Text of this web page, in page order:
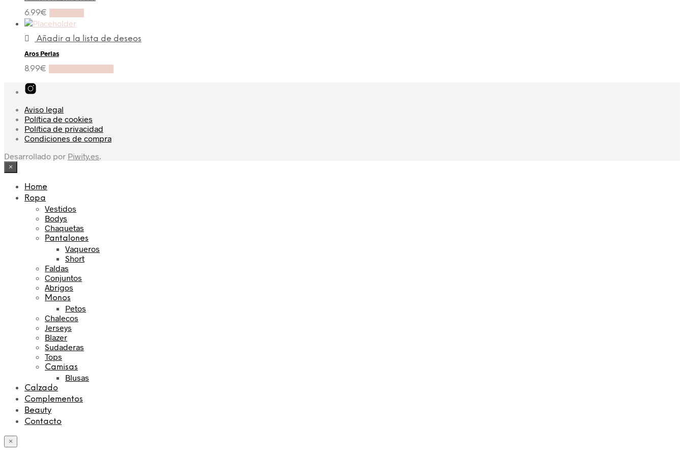
6.99€
Añadir a la lista de deseos
Aros Perlas
8.99€
Aviso legal
Política de cookies
Política de privacidad
Condiciones de compra
Desarrollado por Piwity.es.
×
Home
Ropa
Vestidos
Bodys
Chaquetas
Pantalones
Vaqueros
Short
Faldas
Conjuntos
Abrigos
Monos
Petos
Chalecos
Jerseys
Blazer
Sudaderas
Tops
Camisas
Blusas
Calzado
Complementos
Beauty
Contacto
×